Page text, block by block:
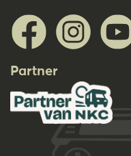
Partner